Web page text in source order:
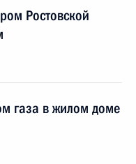
Ростовской
газа в жилом доме